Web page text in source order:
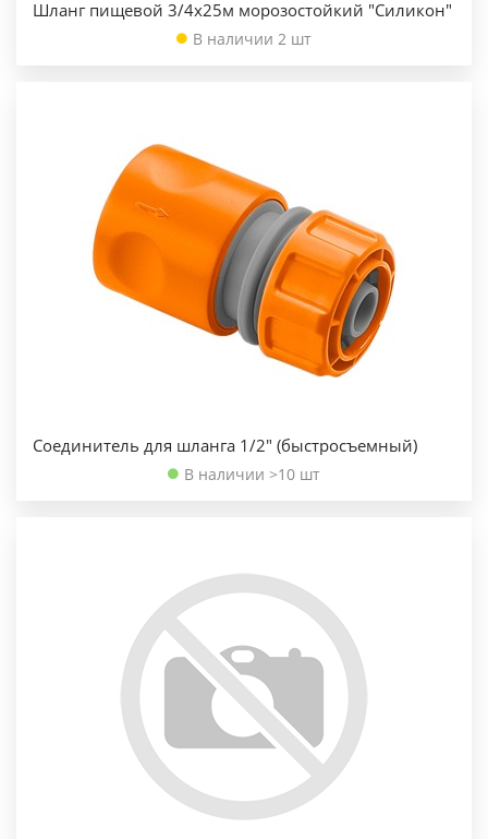
Шланг пищевой 3/4х25м морозостойкий "Силикон"
В наличии 2 шт
Соединитель для шланга 1/2" (быстросъемный)
В наличии >10 шт